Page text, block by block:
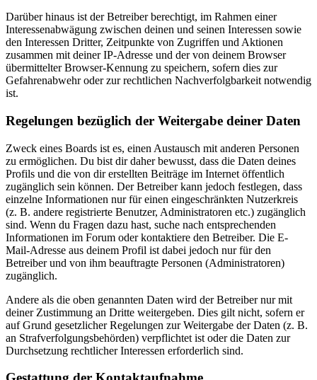
Darüber hinaus ist der Betreiber berechtigt, im Rahmen einer
Interessenabwägung zwischen deinen und seinen Interessen sowie
den Interessen Dritter, Zeitpunkte von Zugriffen und Aktionen
zusammen mit deiner IP-Adresse und der von deinem Browser
übermittelter Browser-Kennung zu speichern, sofern dies zur
Gefahrenabwehr oder zur rechtlichen Nachverfolgbarkeit notwendig
ist.
Regelungen bezüglich der Weitergabe deiner Daten
Zweck eines Boards ist es, einen Austausch mit anderen Personen
zu ermöglichen. Du bist dir daher bewusst, dass die Daten deines
Profils und die von dir erstellten Beiträge im Internet öffentlich
zugänglich sein können. Der Betreiber kann jedoch festlegen, dass
einzelne Informationen nur für einen eingeschränkten Nutzerkreis
(z. B. andere registrierte Benutzer, Administratoren etc.) zugänglich
sind. Wenn du Fragen dazu hast, suche nach entsprechenden
Informationen im Forum oder kontaktiere den Betreiber. Die E-
Mail-Adresse aus deinem Profil ist dabei jedoch nur für den
Betreiber und von ihm beauftragte Personen (Administratoren)
zugänglich.
Andere als die oben genannten Daten wird der Betreiber nur mit
deiner Zustimmung an Dritte weitergeben. Dies gilt nicht, sofern er
auf Grund gesetzlicher Regelungen zur Weitergabe der Daten (z. B.
an Strafverfolgungsbehörden) verpflichtet ist oder die Daten zur
Durchsetzung rechtlicher Interessen erforderlich sind.